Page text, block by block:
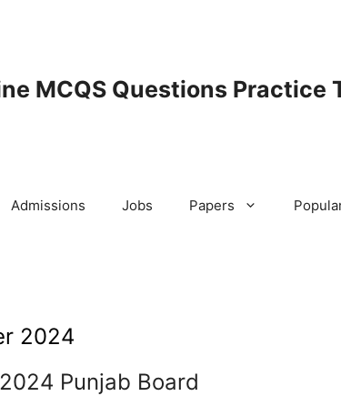
MCQS Questions Practice
Admissions Jobs Papers
2024
Punjab Board